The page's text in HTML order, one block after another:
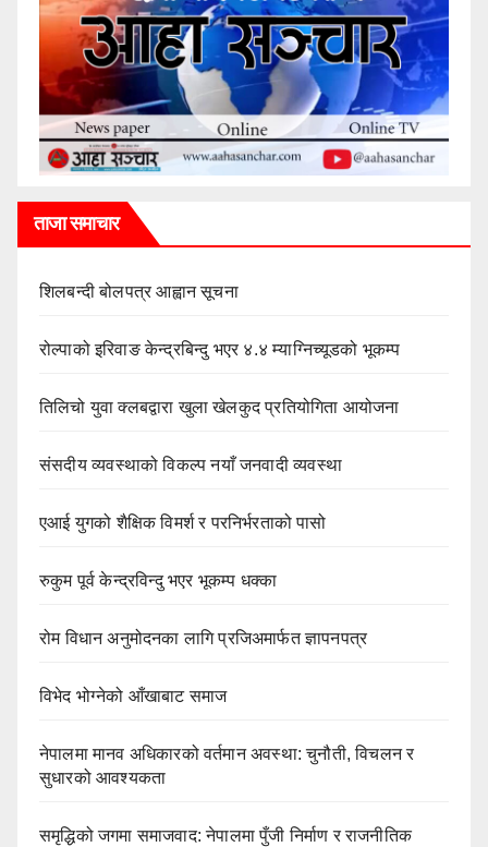
ताजा समाचार
शिलबन्दी बोलपत्र आह्वान सूचना
रोल्पाको इरिवाङ केन्द्रबिन्दु भएर ४.४ म्याग्निच्यूडको भूकम्प
तिलिचो युवा क्लबद्वारा खुला खेलकुद प्रतियोगिता आयोजना
संसदीय व्यवस्थाको विकल्प नयाँ जनवादी व्यवस्था
एआई युगको शैक्षिक विमर्श र परनिर्भरताको पासो
रुकुम पूर्व केन्द्रविन्दु भएर भूकम्प धक्का
रोम विधान अनुमोदनका लागि प्रजिअमार्फत ज्ञापनपत्र
विभेद भोग्नेको आँखाबाट समाज
नेपालमा मानव अधिकारको वर्तमान अवस्था: चुनौती, विचलन र
सुधारको आवश्यकता
समृद्धिको जगमा समाजवाद: नेपालमा पुँजी निर्माण र राजनीतिक